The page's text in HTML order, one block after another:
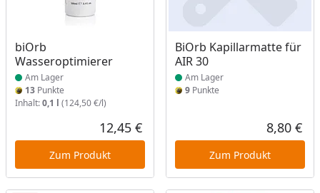
biOrb
Wasseroptimierer
Produkt am Lager
Am Lager
13 Punkte
Inhalt:0,1 l (124,50 €/l)
Aktueller Preis
12,45 €
Zum Produkt
BiOrb Kapillarmatte für
AIR 30
Produkt am Lager
Am Lager
9Punkte
8,80 €
Zum Produkt